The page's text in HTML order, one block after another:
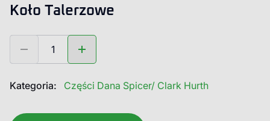
Koło Talerzowe
000.231119.A
Wałek
Koło
Kategoria: Części Dana Spicer/ Clark Hurth